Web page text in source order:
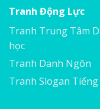
Tranh Động Lực
Tranh Trung Tâm
học
Tranh Danh Ngôn
Tranh Slogan